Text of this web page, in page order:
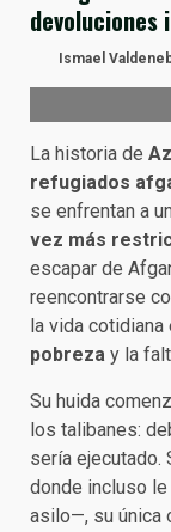
devoluciones
Ismael
La historia de
refugiados
se enfrentan a
vez más
escapar de
reencontrarse
la vida cotidiana
pobreza y la
Su huida
los talibanes:
sería ejecutado.
donde incluso
asilo—, su única